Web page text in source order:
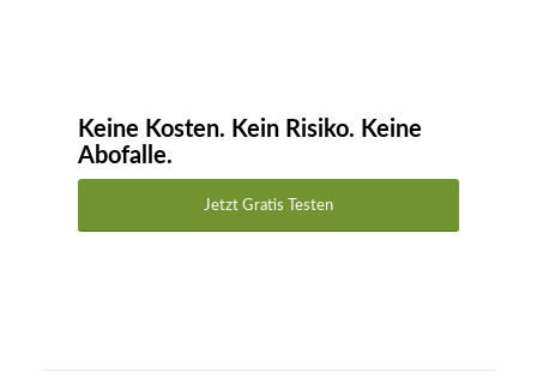
Keine Kosten. Kein Risiko. Keine
Abofalle.
Jetzt Gratis Testen